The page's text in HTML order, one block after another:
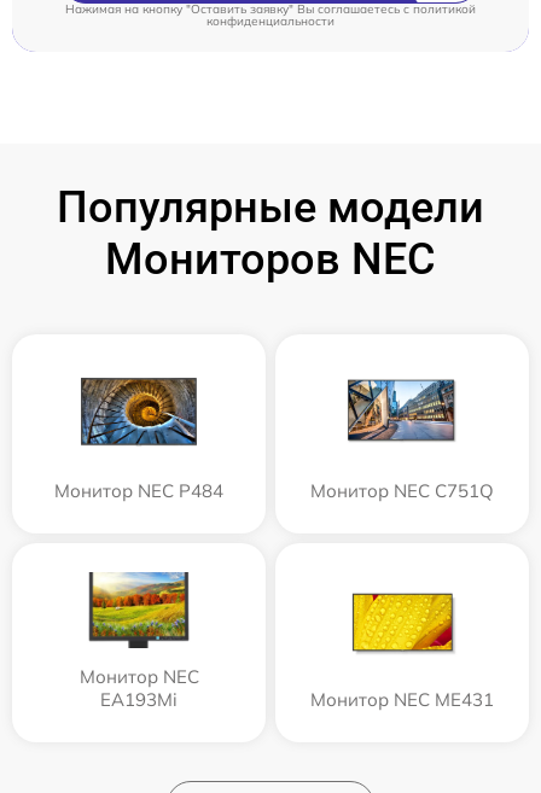
Нажимая на кнопку "Оставить заявку" Вы соглашаетесь cполитикой
конфиденциальности
Популярные модели
Мониторов NEC
Монитор NEC P484 Монитор NEC C751Q
Монитор NEC
EA193Mi
Монитор NEC ME431